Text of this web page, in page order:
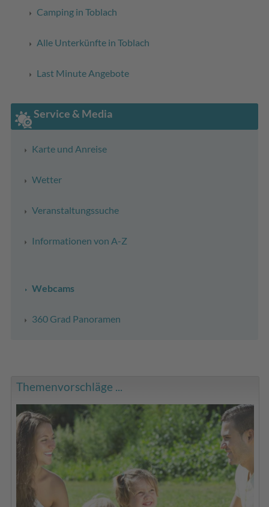
Camping in Toblach
Alle Unterkünfte in Toblach
Last Minute Angebote
Service & Media
Karte und Anreise
Wetter
Veranstaltungssuche
Informationen von A-Z
Webcams
360 Grad Panoramen
Themenvorschläge ...